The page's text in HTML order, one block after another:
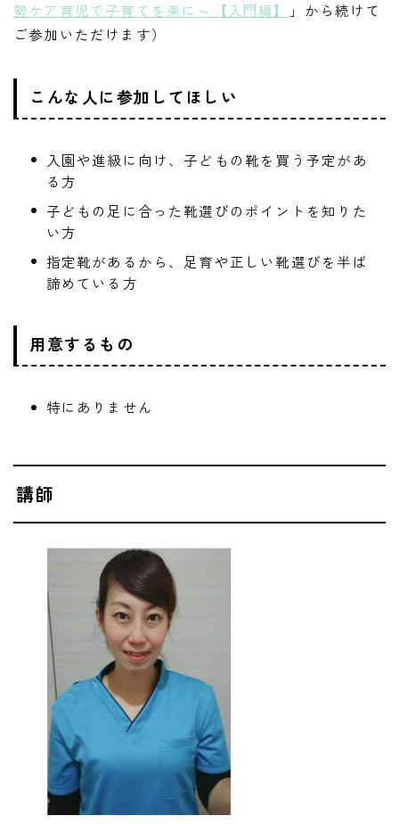
勢ケア育児で子育てを楽に～【入門編】
」から続けて
ご参加いただけます）
こんな人に参加してほしい
入園や進級に向け、子どもの靴を買う予定があ
る方
子どもの足に合った靴選びのポイントを知りた
い方
指定靴があるから、足育や正しい靴選びを半ば
諦めている方
用意するもの
特にありません
講師